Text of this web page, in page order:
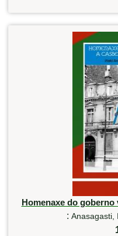
Homenaxe do goberno
: Anasagasti,